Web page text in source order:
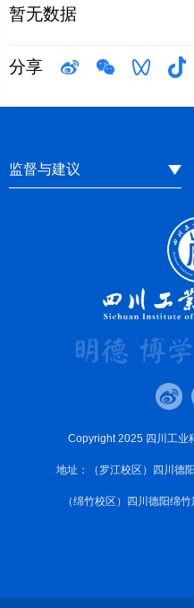
暂无数据
分享
监督与建议
Copyright 2025 四川工业
地址：（罗江校区）四川德
（绵竹校区）四川德阳绵